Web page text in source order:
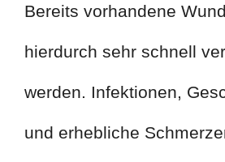
Bereits vorhandene
hierdurch sehr schnell
werden. Infektionen,
und erhebliche